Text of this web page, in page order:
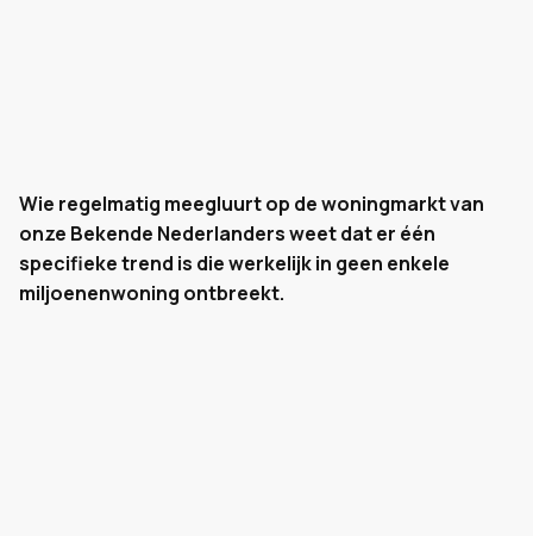
Wie regelmatig meegluurt op de woningmarkt van
onze Bekende Nederlanders weet dat er één
specifieke trend is die werkelijk in geen enkele
miljoenenwoning ontbreekt.